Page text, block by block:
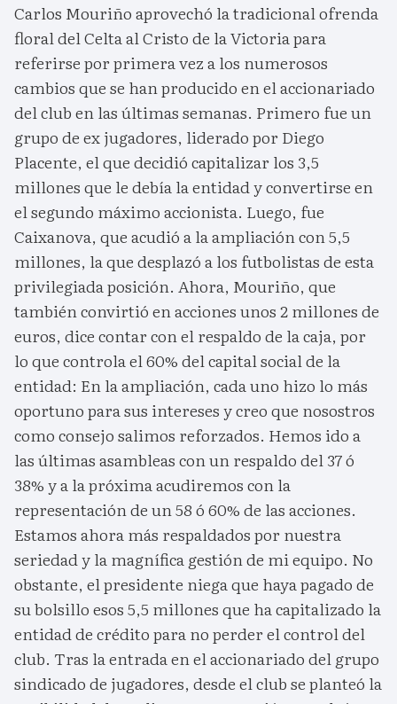
Carlos Mouriño aprovechó la tradicional ofrenda
floral del Celta al Cristo de la Victoria para
referirse por primera vez a los numerosos
cambios que se han producido en el accionariado
del club en las últimas semanas. Primero fue un
grupo de ex jugadores, liderado por Diego
Placente, el que decidió capitalizar los 3,5
millones que le debía la entidad y convertirse en
el segundo máximo accionista. Luego, fue
Caixanova, que acudió a la ampliación con 5,5
millones, la que desplazó a los futbolistas de esta
privilegiada posición. Ahora, Mouriño, que
también convirtió en acciones unos 2 millones de
euros, dice contar con el respaldo de la caja, por
lo que controla el 60% del capital social de la
entidad: En la ampliación, cada uno hizo lo más
oportuno para sus intereses y creo que nosostros
como consejo salimos reforzados. Hemos ido a
las últimas asambleas con un respaldo del 37 ó
38% y a la próxima acudiremos con la
representación de un 58 ó 60% de las acciones.
Estamos ahora más respaldados por nuestra
seriedad y la magnífica gestión de mi equipo. No
obstante, el presidente niega que haya pagado de
su bolsillo esos 5,5 millones que ha capitalizado la
entidad de crédito para no perder el control del
club. Tras la entrada en el accionariado del grupo
sindicado de jugadores, desde el club se planteó la